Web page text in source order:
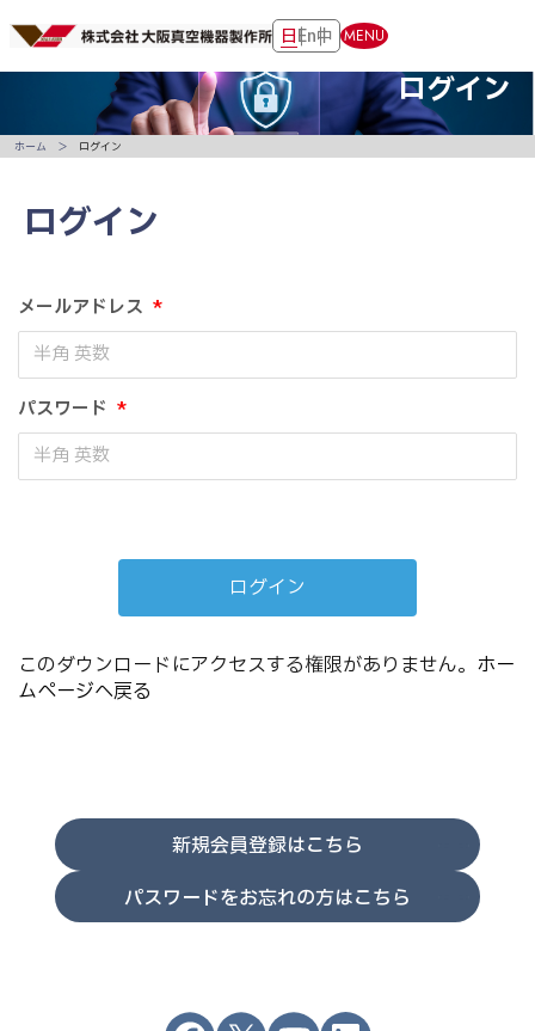
日En中 MENU
ログイン
ログイン
メールアドレス *
パスワード *
このダウンロードにアクセスする権限がありません。 ホー
ムページへ戻る
新規会員登録はこちら
パスワードをお忘れの方はこちら
ホーム ログイン